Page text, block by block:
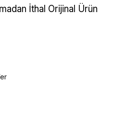
İthal Orijinal Ürün